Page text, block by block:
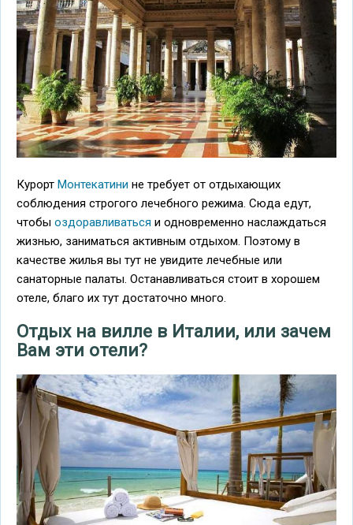
Курорт Монтекатини не требует от отдыхающих
соблюдения строгого лечебного режима. Сюда едут,
чтобы оздоравливаться и одновременно наслаждаться
жизнью, заниматься активным отдыхом. Поэтому в
качестве жилья вы тут не увидите лечебные или
санаторные палаты. Останавливаться стоит в хорошем
отеле, благо их тут достаточно много.
Отдых на вилле в Италии, или зачем
Вам эти отели?